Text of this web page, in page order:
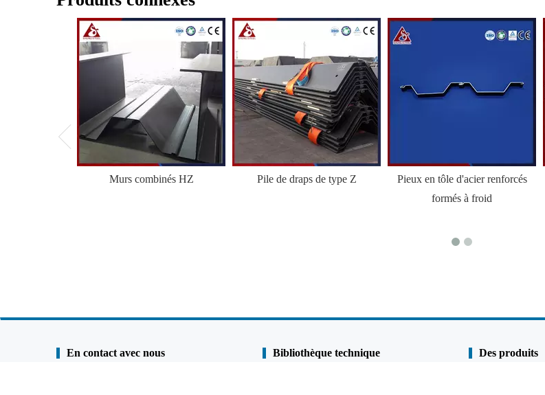
Murs combinés HZ Pile de draps de type Z
Pieux en tôle d'acier renforcés
formés à froid
En contact avec nous Bibliothèque technique Des produits